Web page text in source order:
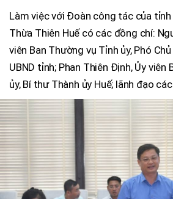
Làm việc với Đoàn công tác của tỉnh
Thừa Thiên Huế có các đồng chí:
viên Ban Thường vụ Tỉnh ủy, Phó
UBND tỉnh; Phan Thiên Định, Ủy viên
ủy, Bí thư Thành ủy Huế; lãnh đạo